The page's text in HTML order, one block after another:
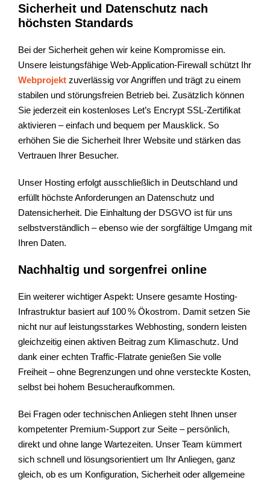
Sicherheit und Datenschutz nach
höchsten Standards
Bei der Sicherheit gehen wir keine Kompromisse ein.
Unsere leistungsfähige Web-Application-Firewall schützt Ihr
Webprojekt zuverlässig vor Angriffen und trägt zu einem
stabilen und störungsfreien Betrieb bei. Zusätzlich können
Sie jederzeit ein kostenloses Let’s Encrypt SSL-Zertifikat
aktivieren – einfach und bequem per Mausklick. So
erhöhen Sie die Sicherheit Ihrer Website und stärken das
Vertrauen Ihrer Besucher.
Unser Hosting erfolgt ausschließlich in Deutschland und
erfüllt höchste Anforderungen an Datenschutz und
Datensicherheit. Die Einhaltung der DSGVO ist für uns
selbstverständlich – ebenso wie der sorgfältige Umgang mit
Ihren Daten.
Nachhaltig und sorgenfrei online
Ein weiterer wichtiger Aspekt: Unsere gesamte Hosting-
Infrastruktur basiert auf 100 % Ökostrom. Damit setzen Sie
nicht nur auf leistungsstarkes Webhosting, sondern leisten
gleichzeitig einen aktiven Beitrag zum Klimaschutz. Und
dank einer echten Traffic-Flatrate genießen Sie volle
Freiheit – ohne Begrenzungen und ohne versteckte Kosten,
selbst bei hohem Besucheraufkommen.
Bei Fragen oder technischen Anliegen steht Ihnen unser
kompetenter Premium-Support zur Seite – persönlich,
direkt und ohne lange Wartezeiten. Unser Team kümmert
sich schnell und lösungsorientiert um Ihr Anliegen, ganz
gleich, ob es um Konfiguration, Sicherheit oder allgemeine